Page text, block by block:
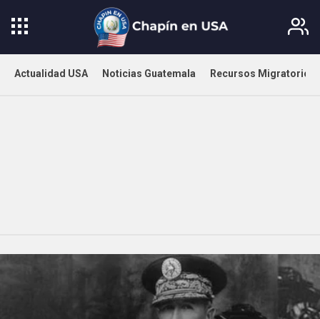
Actualidad USA Noticias Guatemala Recursos Migratorios